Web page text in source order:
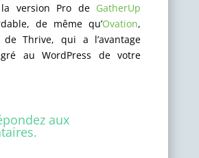
la version Pro de GatherUp
de même qu’Ovation,
Thrive, qui a l’avantage
au WordPress de votre
aux